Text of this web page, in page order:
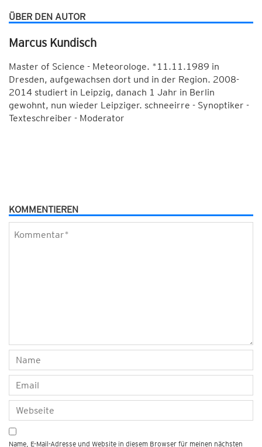
ÜBER DEN AUTOR
Marcus Kundisch
Master of Science - Meteorologe. *11.11.1989 in
Dresden, aufgewachsen dort und in der Region. 2008-
2014 studiert in Leipzig, danach 1 Jahr in Berlin
gewohnt, nun wieder Leipziger. schneeirre - Synoptiker -
Texteschreiber - Moderator
KOMMENTIEREN
Name, E-Mail-Adresse und Website in diesem Browser für meinen nächsten